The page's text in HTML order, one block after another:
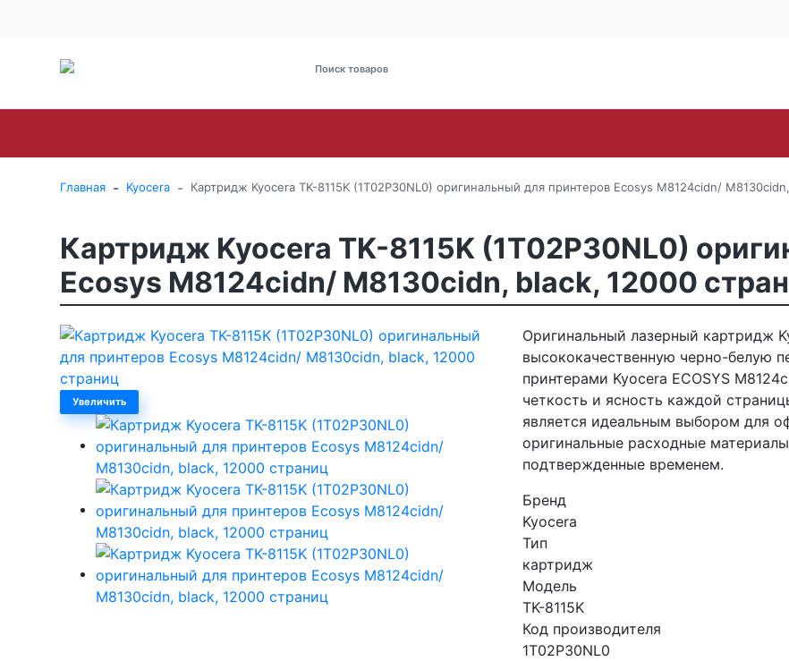
Главная - Kyocera - Картридж Kyocera TK-8115K (1T02P30NL0) оригинальный для принтеров Ecosys M8124cidn/
Картридж Kyocera TK-8115K (1T02P30NL0)
Ecosys M8124cidn/ M8130cidn, black, 12000
Увеличить
Оригинальный лазерный картридж
высококачественную черно-белую
принтерами Kyocera ECOSYS
четкость и ясность каждой
является идеальным выбором для
оригинальные расходные
подтвержденные временем.
Бренд
Kyocera
Тип
картридж
Модель
TK-8115K
Код производителя
1T02P30NL0